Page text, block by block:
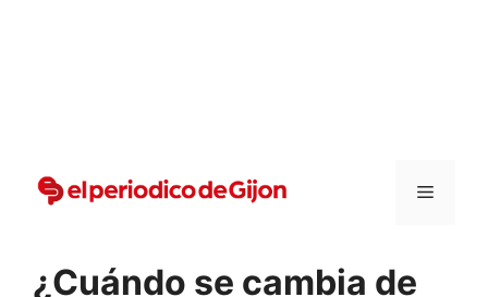
Menu
¿Cuándo se cambia de